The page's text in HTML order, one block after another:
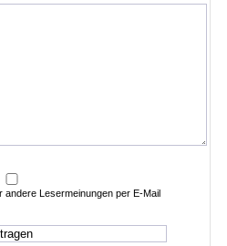
andere Lesermeinungen per E-Mail